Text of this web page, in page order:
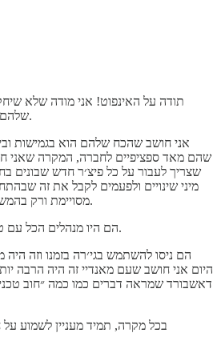
תודה על האינפוט! אני מודה שלא
שלהם, שהוא גם יחסית יותר חדש.
אני חושב שהכח שלהם הוא בגמישות
שהם מאד ספציפיים לחברה, המקרה שאני
שצריך לעבור על כל פיצ׳ר חדש שבונים
מיני שינויים ולפעמים לקבל את זה
מסויימת ורק בהמשך יעדכנו את איך שזה עובד.
הם היו מנהלים הכל עם טבלאות אקסל וזימונים ביומן.
הם ניסו להשתמש בגי׳רה בזמנו וזה
היום אני חושב שעם מאנדיי זה היה הרבה
דאשבורד שמראה דברים כמו כמה ״חוב
בכל מקרה, תמיד מעניין לשמוע על